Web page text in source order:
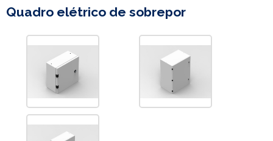
Quadro elétrico de sobrepor